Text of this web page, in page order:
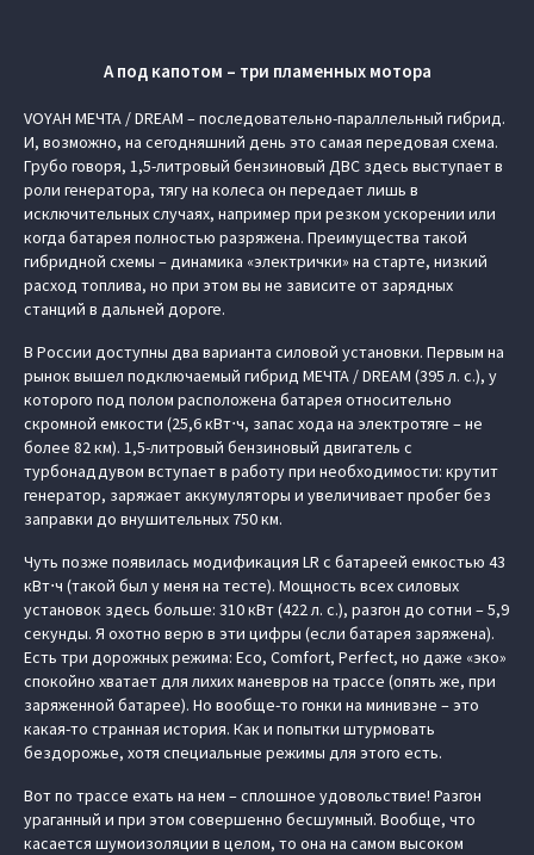
А под капотом – три пламенных мотора
VOYAH МЕЧТА / DREAM – последовательно-параллельный гибрид.
И, возможно, на сегодняшний день это самая передовая схема.
Грубо говоря, 1,5-литровый бензиновый ДВС здесь выступает в
роли генератора, тягу на колеса он передает лишь в
исключительных случаях, например при резком ускорении или
когда батарея полностью разряжена. Преимущества такой
гибридной схемы – динамика «электрички» на старте, низкий
расход топлива, но при этом вы не зависите от зарядных
станций в дальней дороге.
В России доступны два варианта силовой установки. Первым на
рынок вышел подключаемый гибрид МЕЧТА / DREAM (395 л. с.), у
которого под полом расположена батарея относительно
скромной емкости (25,6 кВт⋅ч, запас хода на электротяге – не
более 82 км). 1,5-литровый бензиновый двигатель с
турбонаддувом вступает в работу при необходимости: крутит
генератор, заряжает аккумуляторы и увеличивает пробег без
заправки до внушительных 750 км.
Чуть позже появилась модификация LR с батареей емкостью 43
кВт⋅ч (такой был у меня на тесте). Мощность всех силовых
установок здесь больше: 310 кВт (422 л. с.), разгон до сотни – 5,9
секунды. Я охотно верю в эти цифры (если батарея заряжена).
Есть три дорожных режима: Eco, Comfort, Perfect, но даже «‎эко»
спокойно хватает для лихих маневров на трассе (опять же, при
заряженной батарее). Но вообще-то гонки на минивэне – это
какая-то странная история. Как и попытки штурмовать
бездорожье, хотя специальные режимы для этого есть.
Вот по трассе ехать на нем – сплошное удовольствие! Разгон
ураганный и при этом совершенно бесшумный. Вообще, что
касается шумоизоляции в целом, то она на самом высоком